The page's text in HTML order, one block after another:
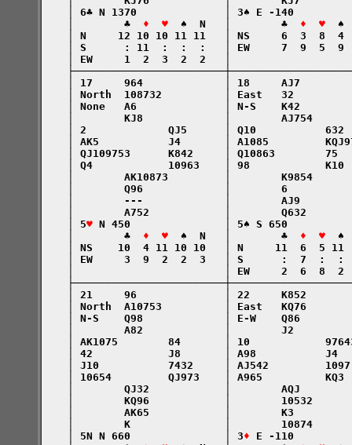
│ 6♣ N 1370              │ 3♠ E -140
    │        ♣
♦  ♥
  ♠  N   │        ♣
♦  ♥
♠
│ N     12 10 10 11 11   │ NS     6  3  8
│ S      : 11  :  :  :   │ EW     7  9  5
│ EW     1  2  3  2  2   │
│ 17     964             │ 18     AJ7
│ North  108732          │ East   32
│ None   A6              │ N-S    K42
│        KJ8             │        AJ754
│ 2             QJ5      │ Q10
│ AK5           J4       │ A1085
│ QJ109753      K842     │ Q10863        75
│ Q4            10963    │ 98
│        AK10873         │        K9854
│        Q96             │        6
│        ---             │        AJ9
│        A752            │        Q632
    │ 5
♥ N 450               │ 5♠ S 650
    │        ♣
♦  ♥
  ♠  N   │        ♣
♦  ♥
♠
│ NS    10  4 11 10 10   │ N     11  6  5
│ EW     3  9  2  2  3   │ S      :  7  :
│                        │ EW     2  6  8
│ 21     96              │ 22     K852
│ North  A10753          │ East   KQ76
│ N-S    Q98             │ E-W    Q86
│        A82             │        J2
│ AK1075        84       │ 10
│ 42            J8       │ A98           J4
│ J10           7432     │ AJ542
│ 10654         QJ973    │ A965
│        QJ32            │        AQJ
│        KQ96            │        10532
│        AK65            │        K3
│        K               │        10874
    │ 5N N 660               │ 3
♦ E -110